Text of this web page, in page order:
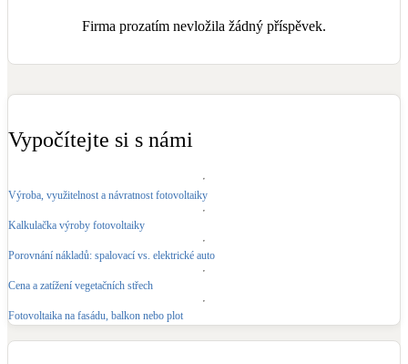
Rekonstrukce
Kotle
Žaluzie, markýzy, pergoly
Firma prozatím nevložila žádný příspěvek.
Vypočítejte si s námi
Výroba, využitelnost a návratnost fotovoltaiky
Kalkulačka výroby fotovoltaiky
Porovnání nákladů: spalovací vs. elektrické auto
Cena a zatížení vegetačních střech
Fotovoltaika na fasádu, balkon nebo plot